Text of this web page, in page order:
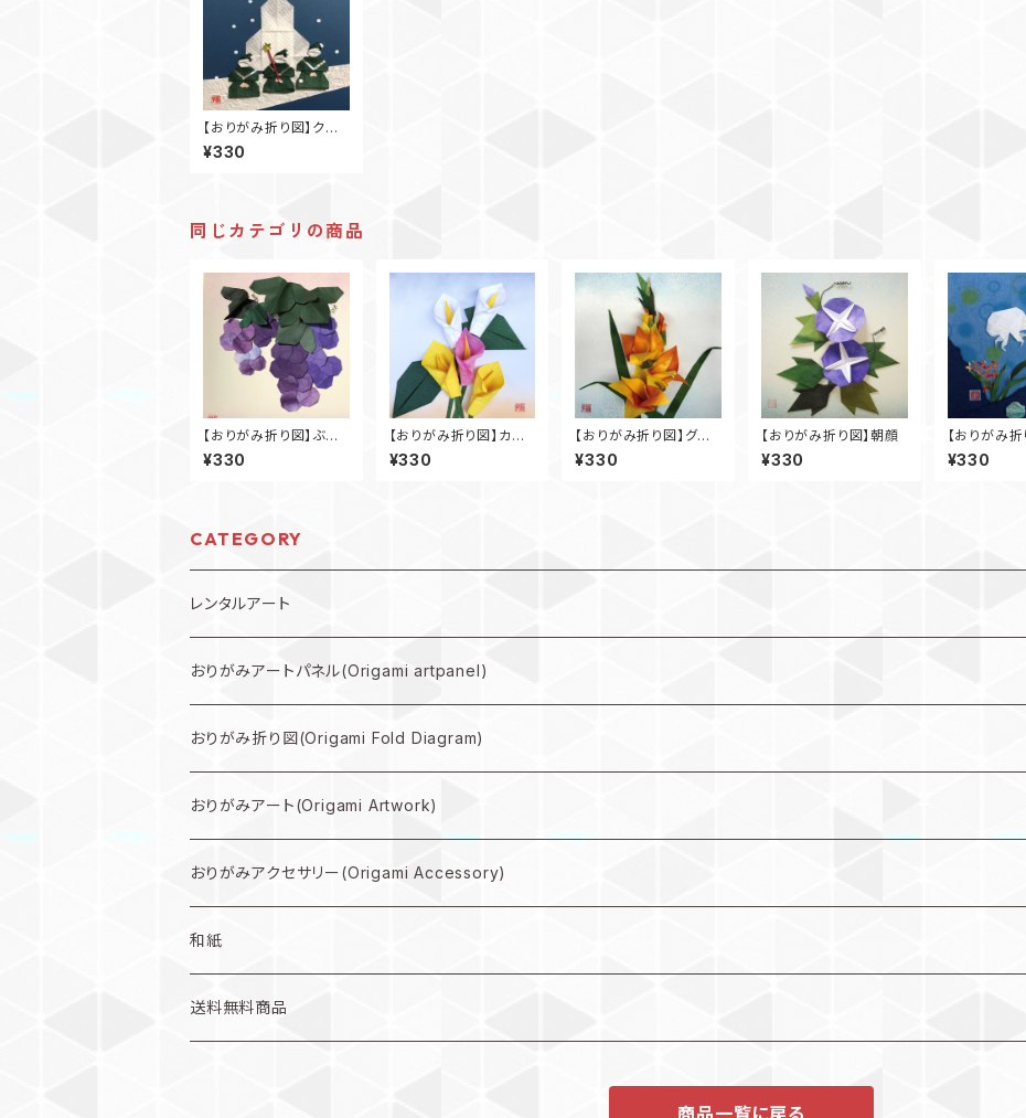
【おりがみ折り図】クリ
スマス聖歌隊
¥330
同じカテゴリの商品
【おりがみ折り図】ぶど
う
¥330
【おりがみ折り図】カラ
ー
¥330
【おりがみ折り図】グラ
ジオラス
¥330
【おりがみ折り図】朝顔
¥330
【おりがみ折
¥330
CATEGORY
レンタルアート
規格外作品プラン
大型作品プラン
中型作品プラン
小型作品プラン
おりがみアートパネル(Origami artpanel)
おりがみ折り図(Origami Fold Diagram)
折り図PDF(PDF Download)
折り図キット(with material)
おりがみアート(Origami Artwork)
壁掛け(Wall hanging artwork)
色紙(art)
うちわ(Paper fan)
おりがみアクセサリー(Origami Accessory)
ピアス(earring)
イヤリング(clip-on earrings)
和紙
和紙
送料無料商品